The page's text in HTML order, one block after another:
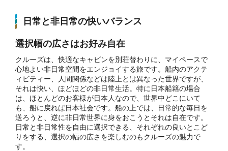
日常と非日常の快いバランス
選択幅の広さはお好み自在
クルーズは、快適なキャビンを別荘替わりに、マイペースで
心地よい非日常空間をエンジョイする旅です。船内のアクテ
ィビティー、人間関係などは陸上とは異なった世界ですが、
それは快い、ほどほどの非日常生活。特に日本船籍の場合
は、ほとんどのお客様が日本人なので、世界中どこにいて
も、船に戻れば日本社会です。船の上では、日常的な毎日を
送ろうと、逆に非日常世界に身をおこうとそれは自在です。
日常と非日常性を自由に選択できる、それぞれの良いとこど
りをする、選択の幅の広さを楽しむのもクルーズの魅力で
す。